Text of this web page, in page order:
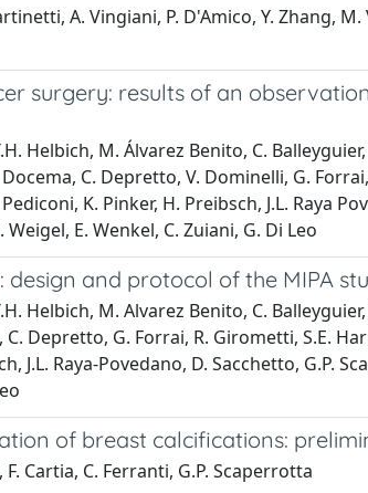
A. Vingiani, P. D'Amico, Y. Zhang,
surgery: results of an
Helbich, M. Álvarez Benito, C.
C. Depretto, V. Dominelli, G.
K. Pinker, H. Preibsch, J.L. Raya
E. Wenkel, C. Zuiani, G. Di Leo
and protocol of the MIPA
Helbich, M. Alvarez Benito, C.
Depretto, G. Forrai, R. Girometti, S.E.
Raya-Povedano, D. Sacchetto, G.P.
of breast calcifications:
Cartia, C. Ferranti, G.P. Scaperrotta